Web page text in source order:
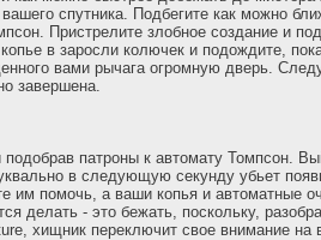
спутника. Подбегите как можно
Пристрелите злобное создание и
в заросли колючек и подождите,
вами рычага огромную дверь.
завершена.
патроны к автомату Томпсон.
в следующую секунду убьет
им помочь, а ваши копья и автоматные
делать - это бежать, поскольку,
хищник переключит свое внимание на